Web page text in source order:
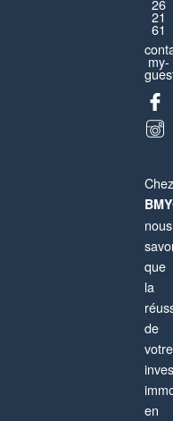
26
21
61
my-
Chez
nous
que
la
de
votre
en